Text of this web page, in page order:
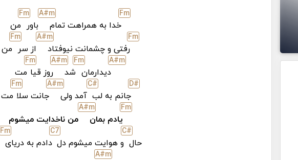
Fm
خدا به همراهت تمام
A#m
باور
Fm
من
Fm
رفتی و چشمانت نیوفتاد
A#m
از سر
Fm
من
A#m
دیدارمان
Fm
شد
A#m
روز قیا
Fm
مت
D#
جانم به لب
C#
آمد ولی
A#m
جانت سلا
Fm
مت
Fm
یادم بمان
A#m
من ناخدایت میشوم
حال
C#
و هوایت میشوم دل
C7
دادم به دریای
Fm
A#m